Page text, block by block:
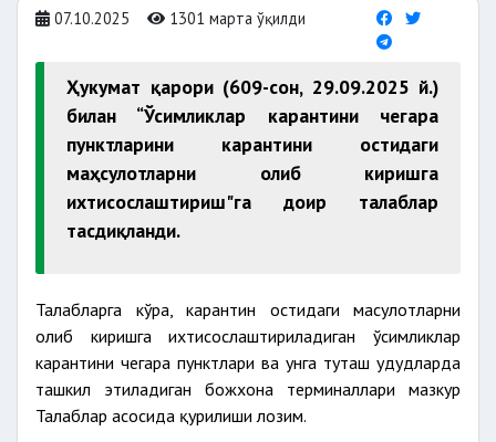
07.10.2025 1301 марта ўқилди
Ҳукумат қарори (609-сон, 29.09.2025 й.)
билан “Ўсимликлар карантини чегара
пунктларини карантини остидаги
маҳсулотларни олиб киришга
ихтисослаштириш"га доир талаблар
тасдиқланди.
Талабларга кўра, карантин остидаги маҳсулотларни
олиб киришга ихтисослаштириладиган ўсимликлар
карантини чегара пунктлари ва унга туташ ҳудудларда
ташкил этиладиган божхона терминаллари мазкур
Талаблар асосида қурилиши лозим.